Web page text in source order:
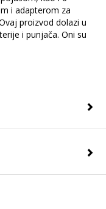
i adapterom za
proizvod dolazi u
i punjača. Oni su